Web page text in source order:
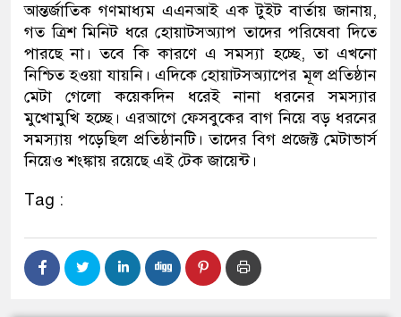
আন্তর্জাতিক গণমাধ্যম এএনআই এক টুইট বার্তায় জানায়,
গত ত্রিশ মিনিট ধরে হোয়াটসঅ্যাপ তাদের পরিষেবা দিতে
পারছে না। তবে কি কারণে এ সমস্যা হচ্ছে, তা এখনো
নিশ্চিত হওয়া যায়নি। এদিকে হোয়াটসঅ্যাপের মূল প্রতিষ্ঠান
মেটা গেলো কয়েকদিন ধরেই নানা ধরনের সমস্যার
মুখোমুখি হচ্ছে। এরআগে ফেসবুকের বাগ নিয়ে বড় ধরনের
সমস্যায় পড়েছিল প্রতিষ্ঠানটি। তাদের বিগ প্রজেক্ট মেটাভার্স
নিয়েও শংঙ্কায় রয়েছে এই টেক জায়েন্ট।
Tag :